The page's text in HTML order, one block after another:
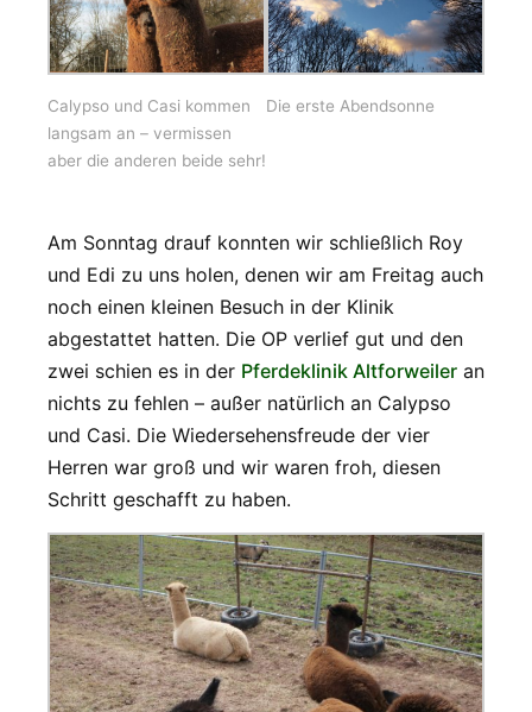
Calypso und Casi kommen
langsam an – vermissen
aber die anderen beide sehr!
Die erste Abendsonne
Am Sonntag drauf konnten wir schließlich Roy
und Edi zu uns holen, denen wir am Freitag auch
noch einen kleinen Besuch in der Klinik
abgestattet hatten. Die OP verlief gut und den
zwei schien es in der Pferdeklinik Altforweiler an
nichts zu fehlen – außer natürlich an Calypso
und Casi. Die Wiedersehensfreude der vier
Herren war groß und wir waren froh, diesen
Schritt geschafft zu haben.